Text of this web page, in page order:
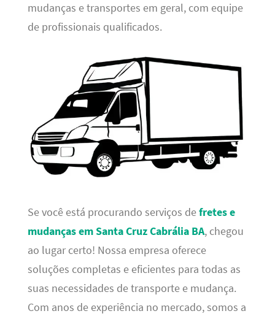
mudanças e transportes em geral, com equipe
de profissionais qualificados.
Se você está procurando serviços defretes e
mudanças em Santa Cruz Cabrália BA, chegou
ao lugar certo! Nossa empresa oferece
soluções completas e eficientes para todas as
suas necessidades de transporte e mudança.
Com anos de experiência no mercado, somos a